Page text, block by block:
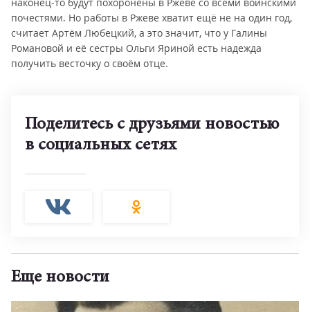
почестями. Но работы в Ржеве хватит ещё не на один год,
считает Артём Любецкий, а это значит, что у Галины
Романовой и её сестры Ольги Яриной есть надежда
получить весточку о своём отце.
Поделитесь с друзьями новостью
в социальных сетях
Еще новости